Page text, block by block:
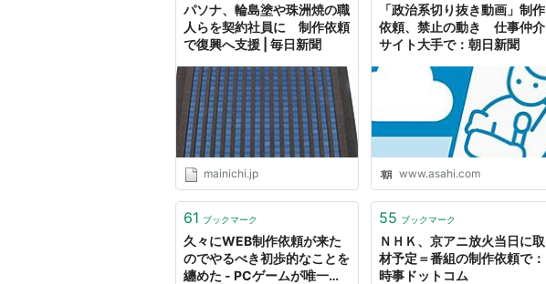
パソナ、輪島塗や珠洲焼の職
人らを契約社員に 制作依頼
で復興へ支援 | 毎日新聞
mainichi.jp
「政治系切り抜き動画」制作
依頼、禁止の動き 仕事仲介
サイト大手で：朝日新聞
www.asahi.com
61 ブックマーク
久々にWEB制作依頼が来た
のでやるべき初歩的なことを
纏めた - PCゲームが唯一の
55 ブックマーク
ＮＨＫ、京アニ放火当日に取
材予定＝番組の制作依頼で：
時事ドットコム